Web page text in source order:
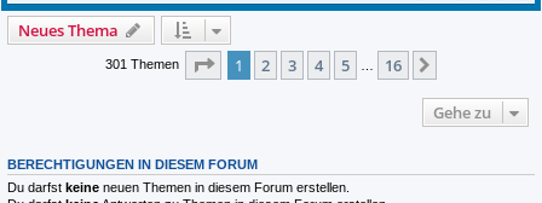
Neues Thema
301 Themen Seite 1von 16
1 2 3 4 5 16
Gehe zu
BERECHTIGUNGEN IN DIESEM FORUM
Du darfst keine neuen Themen in diesem Forum erstellen.